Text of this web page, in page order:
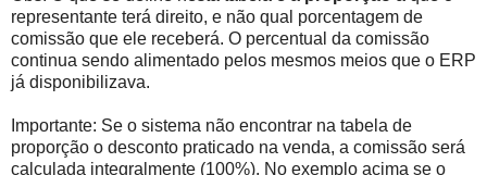
representante terá direito, e não qual porcentagem de
comissão que ele receberá. O percentual da comissão
continua sendo alimentado pelos mesmos meios que o ERP
já disponibilizava.
Importante: Se o sistema não encontrar na tabela de
proporção o desconto praticado na venda, a comissão será
calculada integralmente (100%). No exemplo acima se o